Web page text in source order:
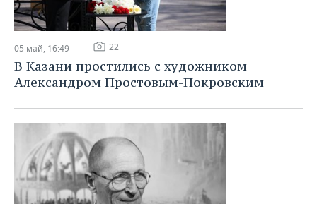
05 май, 16:49 22
В Казани простились с художником
Александром Простовым-Покровским